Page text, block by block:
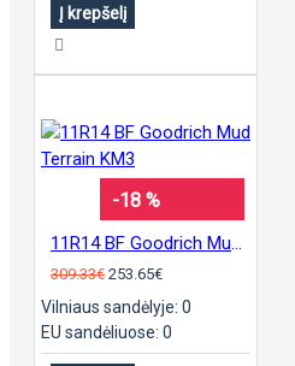
Į krepšelį
-18 %
309.33€ 253.65€
Vilniaus sandėlyje: 0
EU sandėliuose: 0